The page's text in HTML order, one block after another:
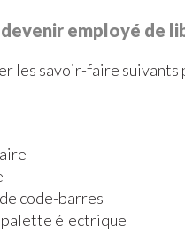
employé de
les savoir-faire suivants
code-barres
électrique